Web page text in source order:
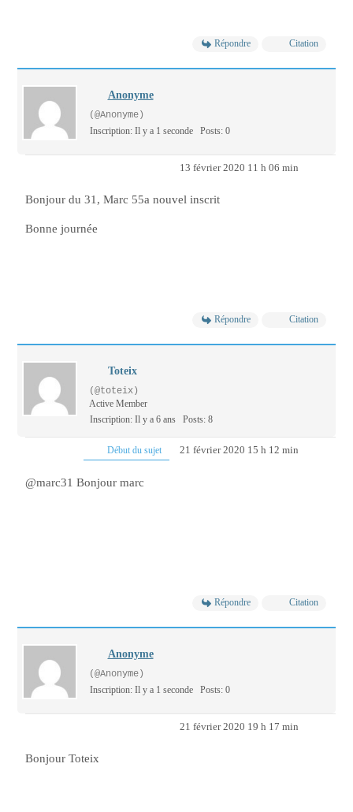
Répondre Citation
Anonyme
(@Anonyme)
Inscription: Il y a 1 seconde Posts: 0
13 février 2020 11 h 06 min
Bonjour du 31, Marc 55a nouvel inscrit
Bonne journée
Répondre Citation
Toteix
(@toteix)
Active Member
Inscription: Il y a 6 ans Posts: 8
Début du sujet 21 février 2020 15 h 12 min
@marc31 Bonjour marc
Répondre Citation
Anonyme
(@Anonyme)
Inscription: Il y a 1 seconde Posts: 0
21 février 2020 19 h 17 min
Bonjour Toteix